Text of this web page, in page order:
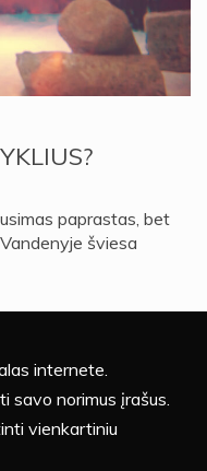
paprastas, bet
šviesa
internete.
savo norimus įrašus.
vienkartiniu